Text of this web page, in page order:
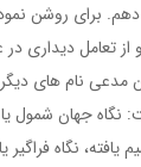
دهم. برای روشن
بدون مدعی نام های
جهان شمول یا
یافته، نگاه